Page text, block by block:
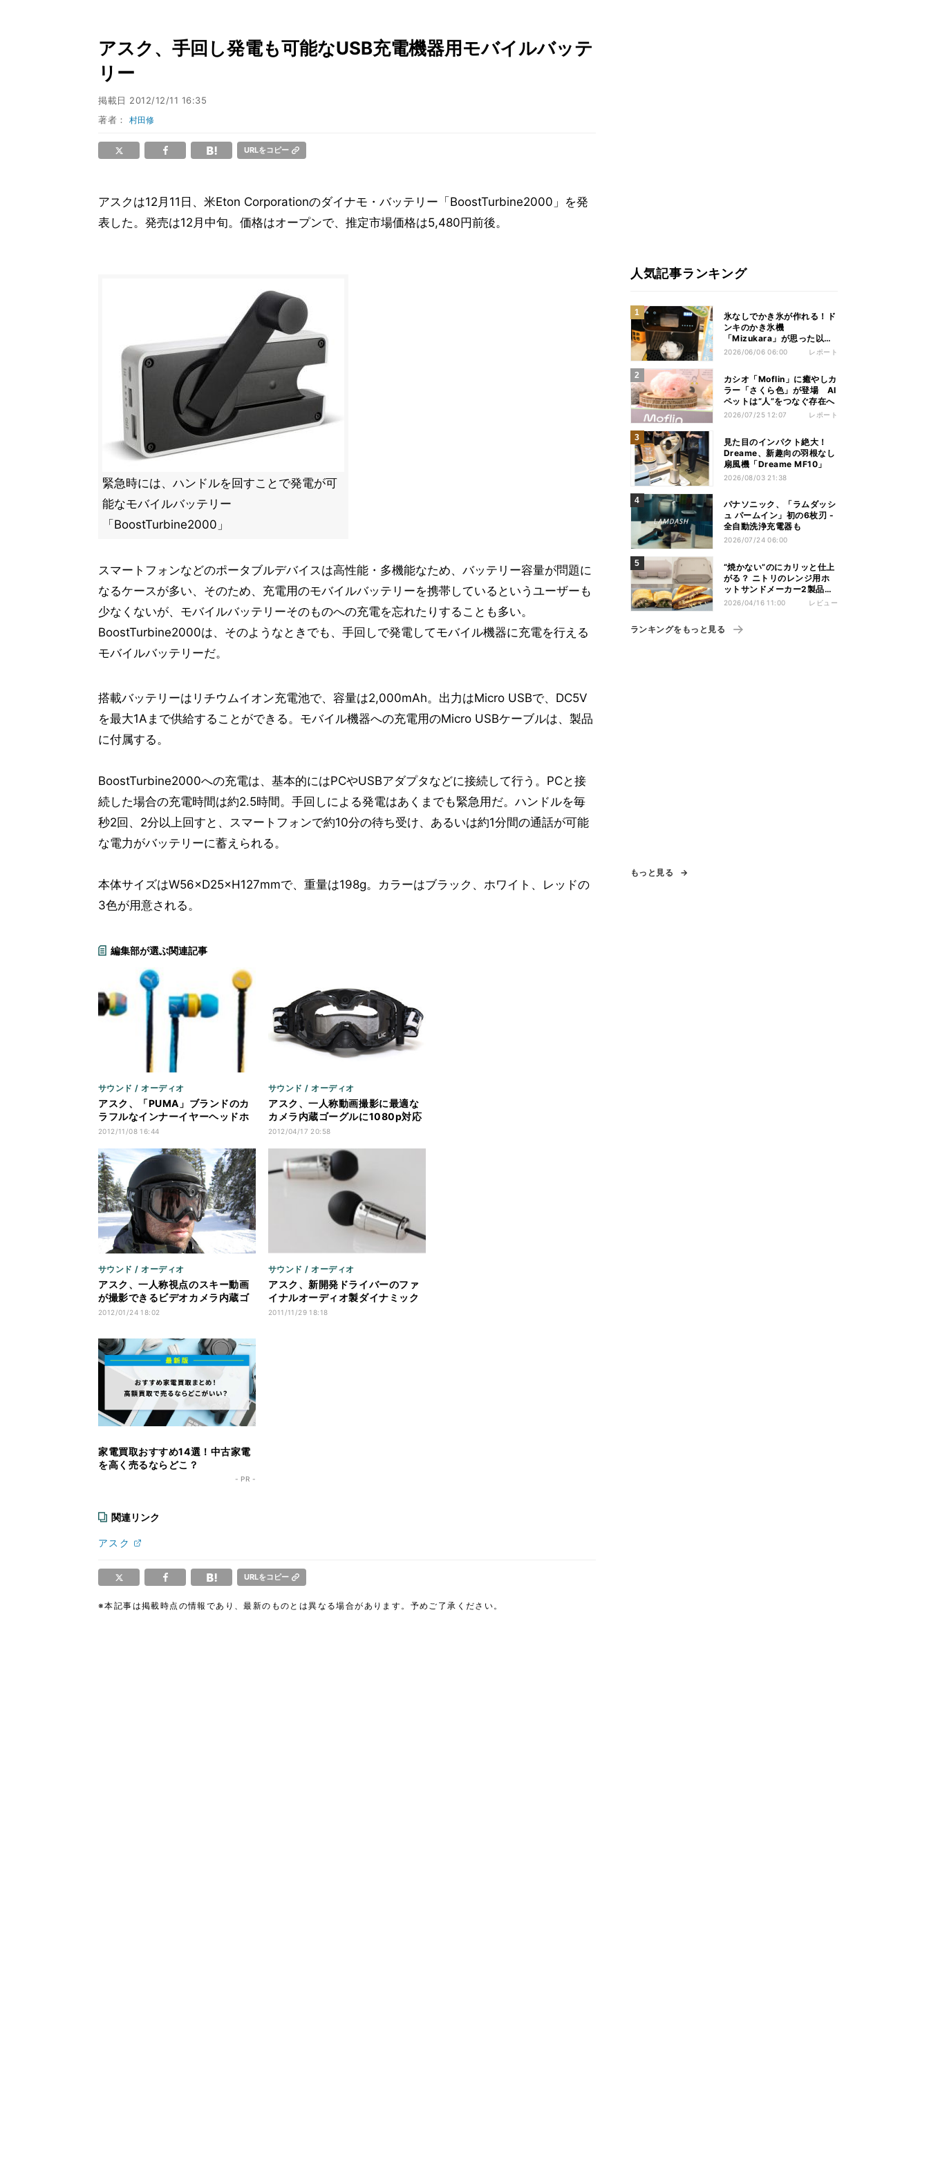
アスク、手回し発電も可能なUSB充電機器用モバイルバッテ
リー
掲載日 2012/12/11 16:35
著者：村田修
URLをコピー
アスクは12月11日、米Eton Corporationのダイナモ・バッテリー「BoostTurbine2000」を発
表した。発売は12月中旬。価格はオープンで、推定市場価格は5,480円前後。
緊急時には、ハンドルを回すことで発電が可
能なモバイルバッテリー
「BoostTurbine2000」
スマートフォンなどのポータブルデバイスは高性能・多機能なため、バッテリー容量が問題に
なるケースが多い、そのため、充電用のモバイルバッテリーを携帯しているというユーザーも
少なくないが、モバイルバッテリーそのものへの充電を忘れたりすることも多い。
BoostTurbine2000は、そのようなときでも、手回しで発電してモバイル機器に充電を行える
モバイルバッテリーだ。
搭載バッテリーはリチウムイオン充電池で、容量は2,000mAh。出力はMicro USBで、DC5V
を最大1Aまで供給することができる。モバイル機器への充電用のMicro USBケーブルは、製品
に付属する。
BoostTurbine2000への充電は、基本的にはPCやUSBアダプタなどに接続して行う。PCと接
続した場合の充電時間は約2.5時間。手回しによる発電はあくまでも緊急用だ。ハンドルを毎
秒2回、2分以上回すと、スマートフォンで約10分の待ち受け、あるいは約1分間の通話が可能
な電力がバッテリーに蓄えられる。
本体サイズはW56×D25×H127mmで、重量は198g。カラーはブラック、ホワイト、レッドの
3色が用意される。
編集部が選ぶ関連記事
サウンド / オーディオ
アスク、「PUMA」ブランドのカ
ラフルなインナーイヤーヘッドホ
ンを発売
2012/11/08 16:44
サウンド / オーディオ
アスク、一人称動画撮影に最適な
カメラ内蔵ゴーグルに1080p対応
モデル追加
2012/04/17 20:58
サウンド / オーディオ
アスク、一人称視点のスキー動画
が撮影できるビデオカメラ内蔵ゴ
ーグル
2012/01/24 18:02
サウンド / オーディオ
アスク、新開発ドライバーのファ
イナルオーディオ製ダイナミック
型イヤホン
2011/11/29 18:18
家電買取おすすめ14選！中古家電
を高く売るならどこ？
- PR -
関連リンク
アスク
URLをコピー
※本記事は掲載時点の情報であり、最新のものとは異なる場合があります。予めご了承ください。
人気記事ランキング
氷なしでかき氷が作れる！ド
ンキのかき氷機
「Mizukara」が思った以上
に全部やってくれた
2026/06/06 06:00 レポート
カシオ「Moflin」に癒やしカ
ラー「さくら色」が登場 AI
ペットは“人”をつなぐ存在へ
2026/07/25 12:07 レポート
見た目のインパクト絶大！
Dreame、新趣向の羽根なし
扇風機「Dreame MF10」
2026/08/03 21:38
パナソニック、「ラムダッシ
ュ パームイン」初の6枚刃 -
全自動洗浄充電器も
2026/07/24 06:00
“焼かない”のにカリッと仕上
がる？ ニトリのレンジ用ホ
ットサンドメーカー2製品を
使い比べてみた
2026/04/16 11:00 レビュー
ランキングをもっと見る
もっと見る